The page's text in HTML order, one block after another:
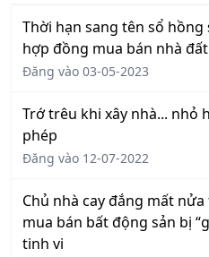
Thời hạn sang tên sổ hồng
hợp đồng mua bán nhà đất
Đăng vào 03-05-2023
Trớ trêu khi xây nhà... nhỏ
phép
Đăng vào 12-07-2022
Chủ nhà cay đắng mất
mua bán bất động sản bị
tinh vi